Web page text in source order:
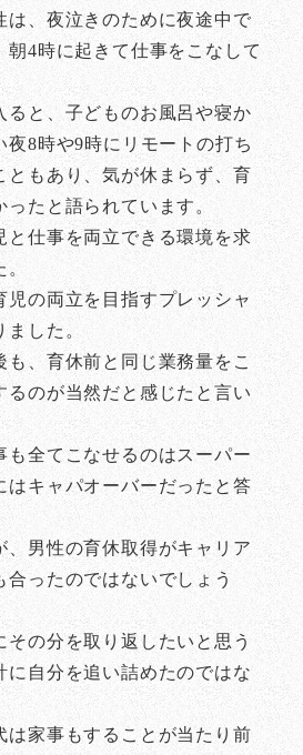
は、夜泣きのために夜途中で
朝4時に起きて仕事をこなして
ると、子どものお風呂や寝か
夜8時や9時にリモートの打ち
ともあり、気が休まらず、育
たと語られています。
と仕事を両立できる環境を求
児の両立を目指すプレッシャ
ました。
も、育休前と同じ業務量をこ
るのが当然だと感じたと言い
も全てこなせるのはスーパー
はキャパオーバーだったと答
、男性の育休取得がキャリア
合ったのではないでしょう
その分を取り返したいと思う
に自分を追い詰めたのではな
は家事もすることが当たり前